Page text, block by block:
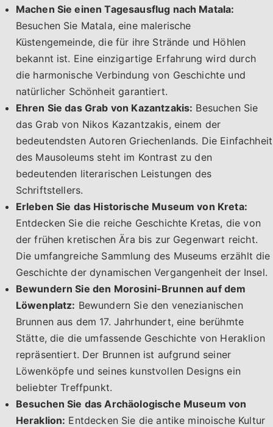
Machen Sie einen Tagesausflug nach Matala:
Besuchen Sie Matala, eine malerische
Küstengemeinde, die für ihre Strände und Höhlen
bekannt ist. Eine einzigartige Erfahrung wird durch
die harmonische Verbindung von Geschichte und
natürlicher Schönheit garantiert.
Ehren Sie das Grab von Kazantzakis: Besuchen Sie
das Grab von Nikos Kazantzakis, einem der
bedeutendsten Autoren Griechenlands. Die Einfachheit
des Mausoleums steht im Kontrast zu den
bedeutenden literarischen Leistungen des
Schriftstellers.
Erleben Sie das Historische Museum von Kreta:
Entdecken Sie die reiche Geschichte Kretas, die von
der frühen kretischen Ära bis zur Gegenwart reicht.
Die umfangreiche Sammlung des Museums erzählt die
Geschichte der dynamischen Vergangenheit der Insel.
Bewundern Sie den Morosini-Brunnen auf dem
Löwenplatz: Bewundern Sie den venezianischen
Brunnen aus dem 17. Jahrhundert, eine berühmte
Stätte, die die umfassende Geschichte von Heraklion
repräsentiert. Der Brunnen ist aufgrund seiner
Löwenköpfe und seines kunstvollen Designs ein
beliebter Treffpunkt.
Besuchen Sie das Archäologische Museum von
Heraklion: Entdecken Sie die antike minoische Kultur